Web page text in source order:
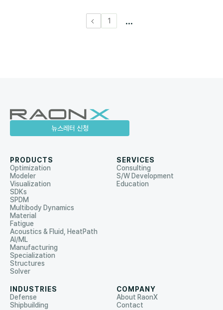
1 ...
뉴스레터 신청
PRODUCTS
Optimization
Modeler
Visualization
SDKs
SPDM
Multibody Dynamics
Material
Fatigue
Acoustics & Fluid, HeatPath
AI/ML
Manufacturing
Specialization
Structures
Solver
SERVICES
Consulting
S/W Development
Education
INDUSTRIES
Defense
Shipbuilding
COMPANY
About RaonX
Contact